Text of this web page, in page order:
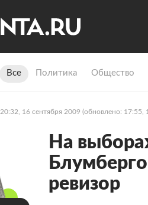
Все Политика Общество
20:32, 16 сентября 2009 (обновлено: 17:55,
На
ревизор